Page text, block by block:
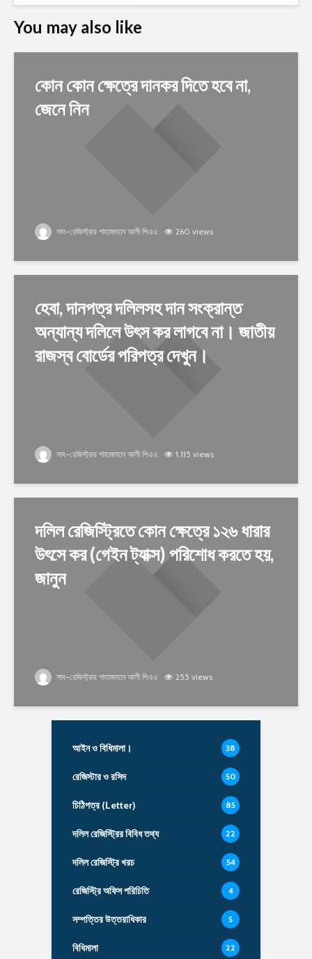
You may also like
কোন কোন ক্ষেত্রে দানকর দিতে হবে না,
জেনে নিন
সাব-রেজিস্ট্রার শাহাজাহান আলী পিএএ 260 views
হেবা, দানপত্র দলিলসহ দান সংক্রান্ত
অন্যান্য দলিলে উৎস কর লাগবে না। জাতীয়
রাজস্ব বোর্ডের পরিপত্র দেখুন।
সাব-রেজিস্ট্রার শাহাজাহান আলী পিএএ 1,115 views
দলিল রেজিস্ট্রিতে কোন ক্ষেত্রে ১২৬ ধারার
উৎসে কর (গেইন ট্যাক্স) পরিশোধ করতে হয়,
জানুন
সাব-রেজিস্ট্রার শাহাজাহান আলী পিএএ 255 views
আইন ও বিধিমালা। 38
রেজিস্টার ও রসিদ 50
চিঠিপত্র (Letter) 85
দলিল রেজিস্ট্রির বিবিধ তথ্য 22
দলিল রেজিস্ট্রি খরচ 54
রেজিস্ট্রি অফিস পরিচিতি 4
সম্পত্তির উত্তরাধিকার 5
বিধিমালা 22